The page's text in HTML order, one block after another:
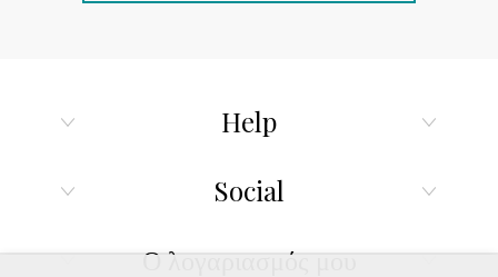
Help
Social
Ο λογαριασμός μου